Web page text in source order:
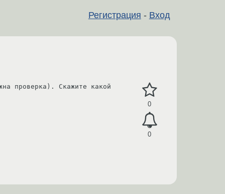
Регистрация - Вход
0
0
проверка). Скажите какой